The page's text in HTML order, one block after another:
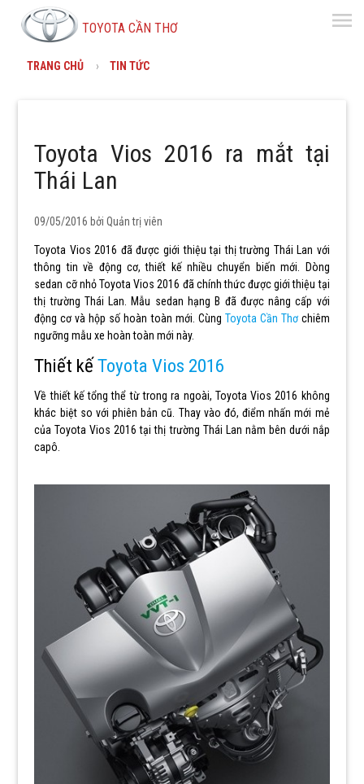
TOYOTA CẦN THƠ menu
TRANG CHỦ TIN TỨC
Toyota Vios 2016 ra mắt tại
Thái Lan
09/05/2016 bởiQuản trị viên
Toyota Vios 2016 đã được giới thiệu tại thị trường Thái Lan với
thông tin về động cơ, thiết kế nhiều chuyển biến mới. Dòng
sedan cỡ nhỏ Toyota Vios 2016 đã chính thức được giới thiệu tại
thị trường Thái Lan. Mẫu sedan hạng B đã được nâng cấp với
động cơ và hộp số hoàn toàn mới. Cùng Toyota Cần Thơchiêm
ngưỡng mẫu xe hoàn toàn mới này.
Thiết kếToyota Vios 2016
Về thiết kế tổng thể từ trong ra ngoài, Toyota Vios 2016 không
khác biệt so với phiên bản cũ. Thay vào đó, điểm nhấn mới mẻ
của Toyota Vios 2016 tại thị trường Thái Lan nằm bên dưới nắp
capô.